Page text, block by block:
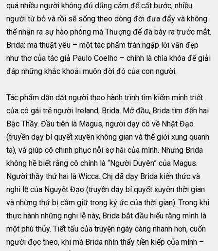
quá nhiều người không đủ dũng cảm để cất bước, nhiều
người từ bỏ và rồi sẽ sống theo dòng đời đưa đẩy và không
thể nhận ra sự hào phóng mà Thượng đế đã bày ra trước mắt.
Brida: ma thuật yêu – một tác phẩm tràn ngập lời văn đẹp
như thơ của tác giả Paulo Coelho – chính là chìa khóa để giải
đáp những khắc khoải muôn đời đó của con người.
Tác phẩm dẫn dắt người theo hành trình tìm kiếm minh triết
của cô gái trẻ người Ireland, Brida. Mở đầu, Brida tìm đến hai
Bậc Thầy. Đầu tiên là Magus, người dạy cô về Nhật Đạo
(truyền dạy bí quyết xuyên không gian và thế giới xung quanh
ta), và giúp cô chinh phục nỗi sợ hãi của mình. Nhưng Brida
không hề biết rằng cô chính là “Người Duyên” của Magus.
Người thầy thứ hai là Wicca. Chị đã dạy Brida kiến ​​​​thức và
nghi lễ của Nguyệt Đạo (truyền dạy bí quyết xuyên thời gian
và những thứ bị cầm giữ trong ký ức của thời gian). Trong khi
thực hành những nghi lễ này, Brida bắt đầu hiểu rằng mình là
một phù thủy. Tiết tấu của truyện ngày càng nhanh hơn, cuốn
người đọc theo, khi mà Brida nhìn thấy tiền kiếp của mình –